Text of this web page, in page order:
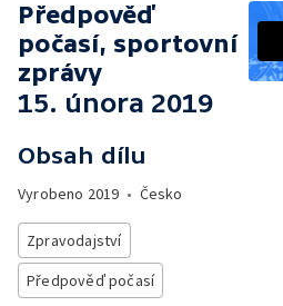
Předpověď
počasí, sportovní
zprávy
15. února 2019
Obsah dílu
Vyrobeno 2019 • Česko
Zpravodajství
Předpověď počasí